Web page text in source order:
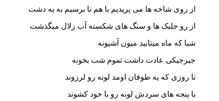
از روی شاخه ها می پریدیم با هم تا برسیم به یه دشت
از رو جلبک ها و سنگ های شکسته آب زلال میگذشت
شبا که ماه میتابید میون آشیونه
جیرجیکی عادت داشت تموم شب بخونه
تا روزی که یه طوفان اومد لونه رو لرزوند
با پنجه های سردش لونه رو با خود کشوند